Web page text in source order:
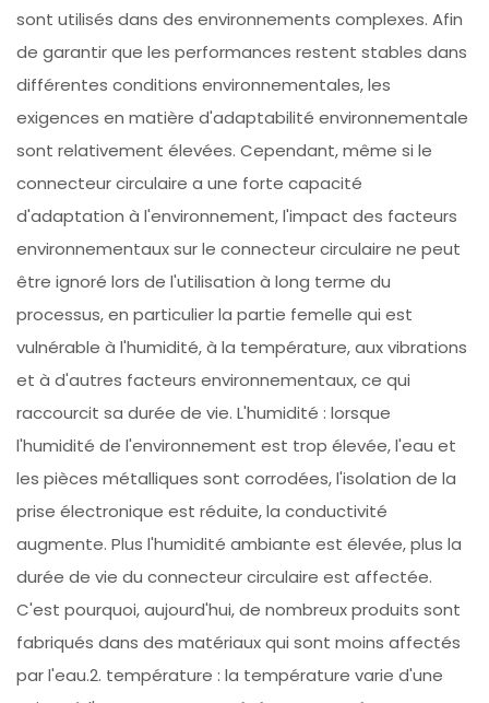
sont utilisés dans des environnements complexes. Afin
de garantir que les performances restent stables dans
différentes conditions environnementales, les
exigences en matière d'adaptabilité environnementale
sont relativement élevées. Cependant, même si le
connecteur circulaire a une forte capacité
d'adaptation à l'environnement, l'impact des facteurs
environnementaux sur le connecteur circulaire ne peut
être ignoré lors de l'utilisation à long terme du
processus, en particulier la partie femelle qui est
vulnérable à l'humidité, à la température, aux vibrations
et à d'autres facteurs environnementaux, ce qui
raccourcit sa durée de vie. L'humidité : lorsque
l'humidité de l'environnement est trop élevée, l'eau et
les pièces métalliques sont corrodées, l'isolation de la
prise électronique est réduite, la conductivité
augmente. Plus l'humidité ambiante est élevée, plus la
durée de vie du connecteur circulaire est affectée.
C'est pourquoi, aujourd'hui, de nombreux produits sont
fabriqués dans des matériaux qui sont moins affectés
par l'eau.2. température : la température varie d'une